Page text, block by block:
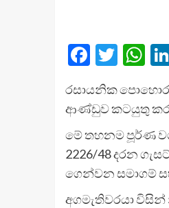
රසායනික පොහොර
ආණ්ඩුව කටයුතු කර
මේ තහනම පූර්ණ
2226/48 දරන
ගෙන්වන සමාගම්
අගමැතිවරයා